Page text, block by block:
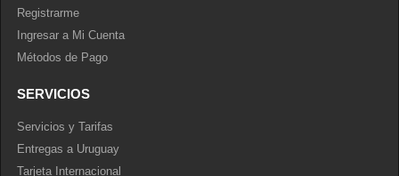
Registrarme
Ingresar a Mi Cuenta
Métodos de Pago
SERVICIOS
Servicios y Tarifas
Entregas a Uruguay
Tarjeta Internacional